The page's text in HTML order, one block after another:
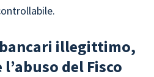
bancari illegittimo,
del Fisco